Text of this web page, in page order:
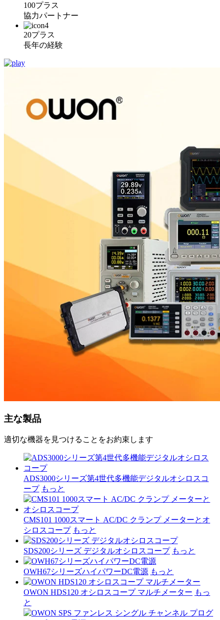
100プラス
協力パートナー
20プラス
長年の経験
主な製品
適切な機器を見つけることをお約束します
ADS3000シリーズ第4世代多機能デジタルオシロスコ
ープ もっと
CMS101 1000スマート AC/DC クランプ メーターとオ
シロスコープ もっと
SDS200シリーズ デジタルオシロスコープ もっと
OWH67シリーズハイパワーDC電源 もっと
OWON HDS120 オシロスコープ マルチメーター もっ
と